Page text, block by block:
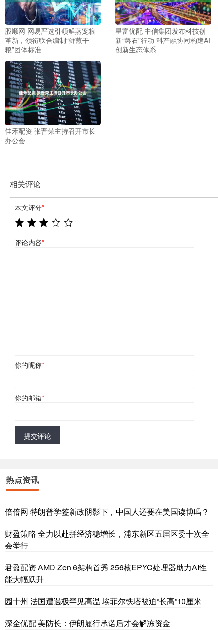
股顺网 网易严选引领鲜蒸宠粮
革新，领衔联合编制“鲜蒸干
粮”团体标准
星富优配 中信集团发布科技创
新“磐石”行动 科产融协同构建AI
创新生态体系
佳禾配资 张晋荣主持召开市长
办公会
相关评论
本文评分*
评论内容*
你的昵称*
你的邮箱*
提交评论
热点资讯
倍倍网 特朗普学签新政阴影下，中国人还要在美国读博吗？
财盈策略 全力以赴拼经济稳增长，浦东新区五届区委十次全
会举行
君盈配资 AMD Zen 6架构首秀 256核EPYC处理器助力AI性
能大幅跃升
园十州 法国遭遇极罕见高温 埃菲尔铁塔被迫“长高”10厘米
深金优配 美防长：伊朗履行承诺后才会解冻资金